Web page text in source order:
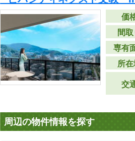
価
間取
専有
所
交
周辺の物件情報を探す